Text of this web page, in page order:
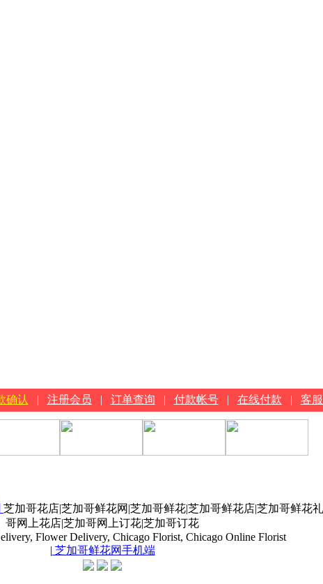
确认 | 注册会员 | 订单查询 | 付款帐号 | 在线付款 | 客
芝加哥花店|芝加哥鲜花网|芝加哥鲜花|芝加哥鲜花店|芝加哥鲜花
哥网上花店|芝加哥网上订花|芝加哥订花
Flower Delivery, Chicago Florist, Chicago Online Florist
| 芝加哥鲜花网手机端